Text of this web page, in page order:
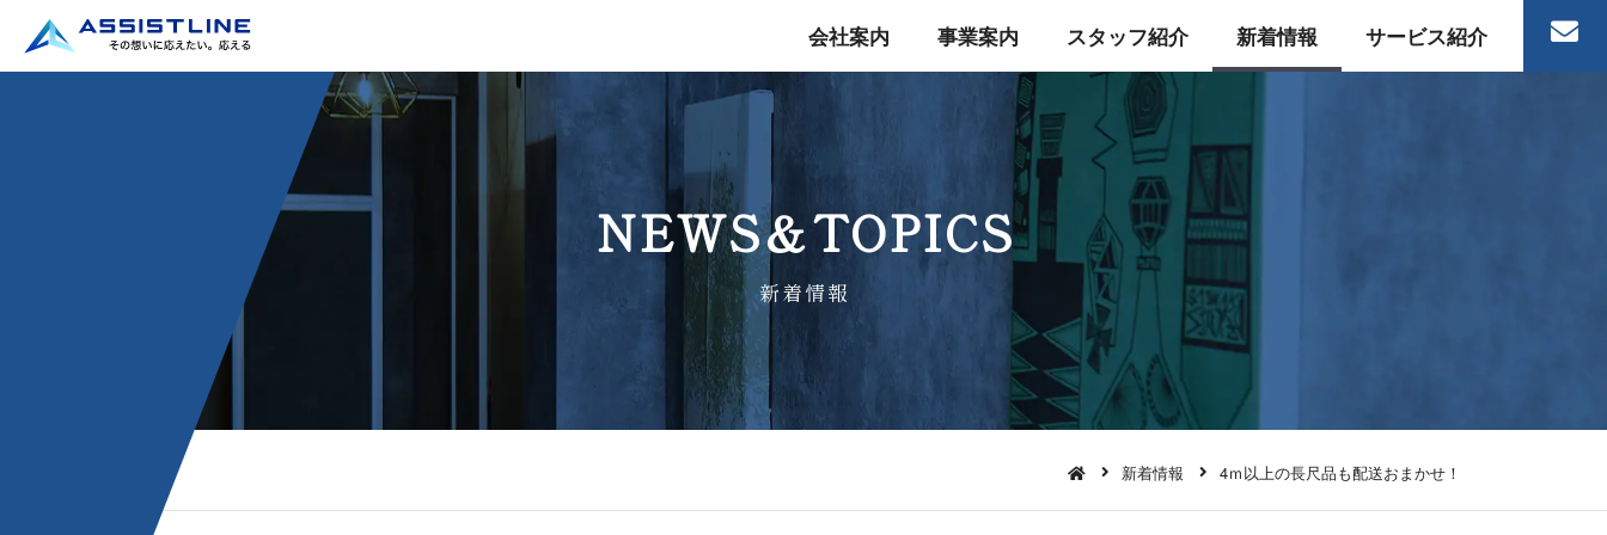
会社案内 事業案内 スタッフ紹介 新着情報 サービス紹介
NEWS＆TO P I C S
新 着 情 報
新着情報 4ｍ以上の長尺品も配送おまかせ！